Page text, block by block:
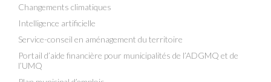
Changements climatiques
Intelligence artificielle
Service-conseil en aménagement du territoire
Portail d’aide financière pour municipalités de l’ADGMQ et de
l’UMQ